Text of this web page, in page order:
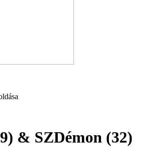
& SZDémon (32)